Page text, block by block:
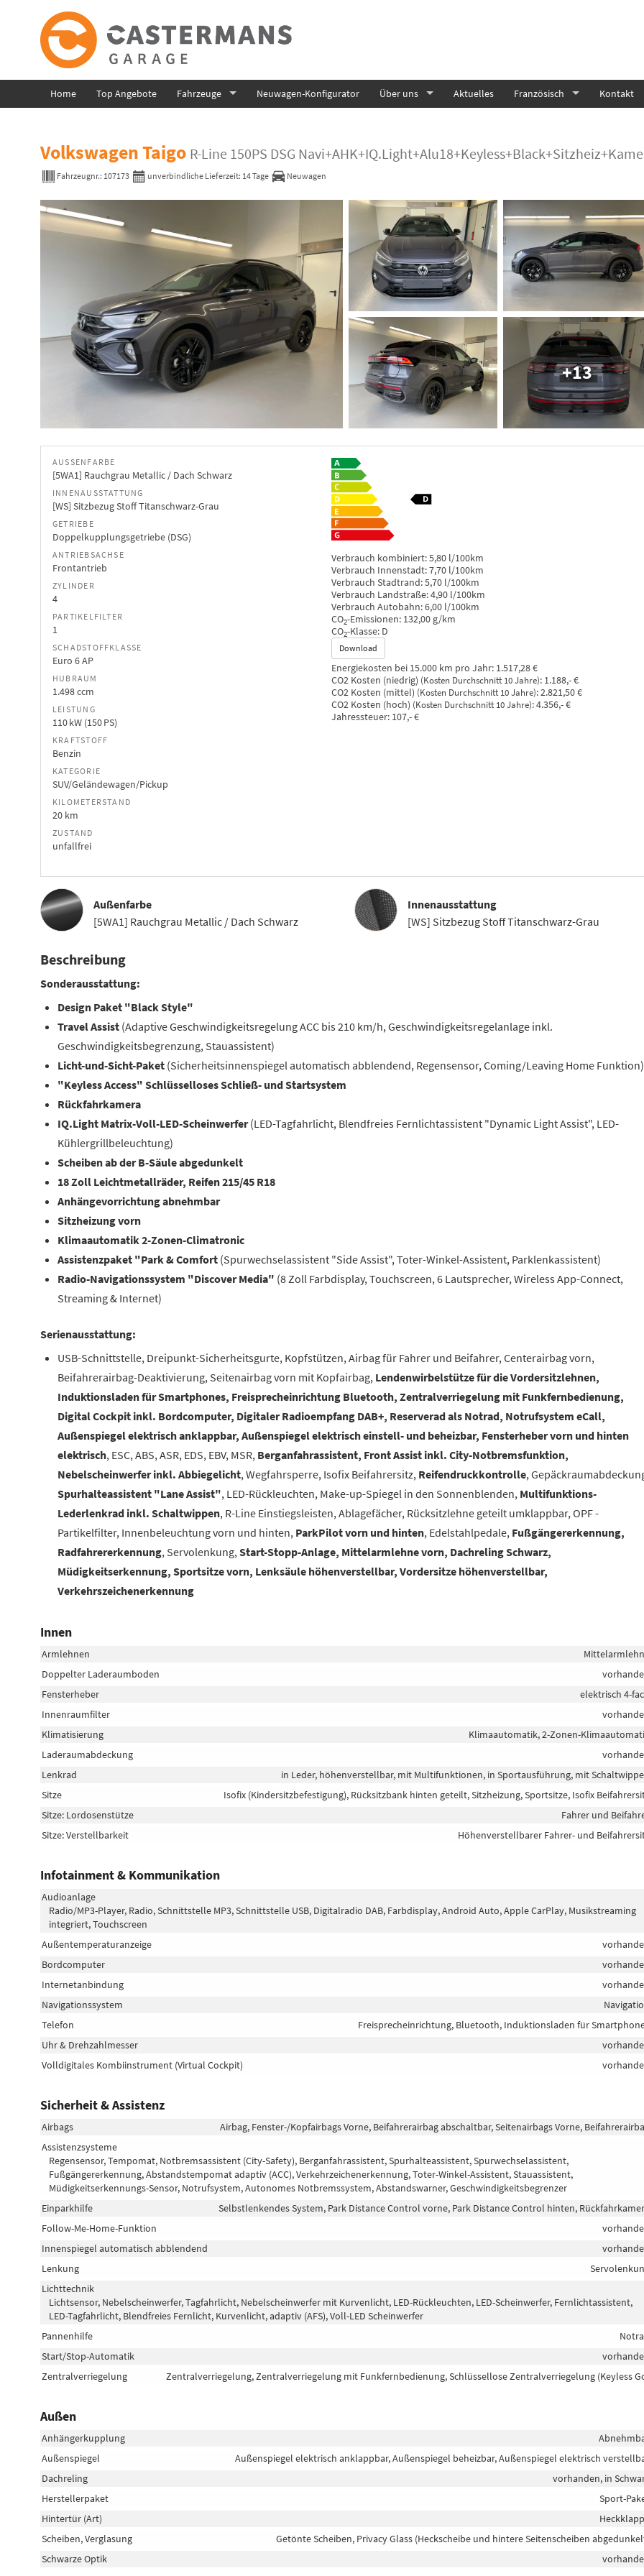
Home Top Angebote Fahrzeuge Neuwagen-Konfigurator Über uns Aktuelles Französisch Kontakt
Volkswagen Taigo R-Line 150PS DSG
Fahrzeugnr.: 107173 unverbindliche Lieferzeit: 14 Tage Neuwagen
+13
AUSSENFARBE
[5WA1] Rauchgrau Metallic / Dach Schwarz
INNENAUSSTATTUNG
[WS] Sitzbezug Stoff Titanschwarz-Grau
GETRIEBE
Doppelkupplungsgetriebe (DSG)
ANTRIEBSACHSE
Frontantrieb
ZYLINDER
4
PARTIKELFILTER
1
SCHADSTOFFKLASSE
Euro 6 AP
HUBRAUM
1.498 ccm
LEISTUNG
110 kW (150 PS)
KRAFTSTOFF
Benzin
KATEGORIE
SUV/Geländewagen/Pickup
KILOMETERSTAND
20 km
ZUSTAND
unfallfrei
Verbrauch kombiniert:5,80 l/100km
Verbrauch Innenstadt:7,70 l/100km
Verbrauch Stadtrand:5,70 l/100km
Verbrauch Landstraße:4,90 l/100km
Verbrauch Autobahn:6,00 l/100km
CO2-Emissionen: 132,00 g/km
CO2-Klasse: D
Download
Energiekosten bei 15.000 km pro Jahr: 1.517,28 €
CO2 Kosten (niedrig) (Kosten Durchschnitt 10 Jahre): 1.188,- €
CO2 Kosten (mittel) (Kosten Durchschnitt 10 Jahre):2.821,50 €
CO2 Kosten (hoch) (Kosten Durchschnitt 10 Jahre):4.356,- €
Jahressteuer: 107,- €
Außenfarbe
[5WA1] Rauchgrau Metallic / Dach Schwarz
InnenausstattungInnenausstattung
[WS] Sitzbezug Stoff Titanschwarz-Grau
Beschreibung
Sonderausstattung:
Design Paket "Black Style"
Travel Assist (Adaptive Geschwindigkeitsregelung ACC bis 210 km/h, Geschwindigkeitsregelanlage inkl.
Geschwindigkeitsbegrenzung, Stauassistent)
Licht-und-Sicht-Paket (Sicherheitsinnenspiegel automatisch abblendend, Regensensor, Coming/Leaving Home Funktion)
"Keyless Access" Schlüsselloses Schließ- und Startsystem
Rückfahrkamera
IQ.Light Matrix-Voll-LED-Scheinwerfer(LED-Tagfahrlicht, Blendfreies Fernlichtassistent "Dynamic Light Assist", LED-
Kühlergrillbeleuchtung)
Scheiben ab der B-Säule abgedunkelt
18 Zoll Leichtmetallräder, Reifen 215/45 R18
Anhängevorrichtung abnehmbar
Sitzheizung vorn
Klimaautomatik 2-Zonen-Climatronic
Assistenzpaket "Park & Comfort (Spurwechselassistent "Side Assist", Toter-Winkel-Assistent, Parklenkassistent)
Radio-Navigationssystem "Discover Media" (8 Zoll Farbdisplay, Touchscreen, 6 Lautsprecher, Wireless App-Connect,
Streaming & Internet)
Serienausstattung:
USB-Schnittstelle, Dreipunkt-Sicherheitsgurte, Kopfstützen, Airbag für Fahrer und Beifahrer, Centerairbag vorn,
Beifahrerairbag-Deaktivierung, Seitenairbag vorn mit Kopfairbag, Lendenwirbelstütze für die Vordersitzlehnen,
Induktionsladen für Smartphones, Freisprecheinrichtung Bluetooth, Zentralverriegelung mit Funkfernbedienung,
Digital Cockpit inkl. Bordcomputer, Digitaler Radioempfang DAB+, Reserverad als Notrad, Notrufsystem eCall,
Außenspiegel elektrisch anklappbar, Außenspiegel elektrisch einstell- und beheizbar, Fensterheber vorn und hinten
elektrisch, ESC, ABS, ASR, EDS, EBV, MSR, Berganfahrassistent, Front Assist inkl. City-Notbremsfunktion,
Nebelscheinwerfer inkl. Abbiegelicht, Wegfahrsperre, Isofix Beifahrersitz, Reifendruckkontrolle,
Spurhalteassistent "Lane Assist", LED-Rückleuchten, Make-up-Spiegel in den Sonnenblenden, Multifunktions-
Lederlenkrad inkl. Schaltwippen, R-Line Einstiegsleisten, Ablagefächer, Rücksitzlehne geteilt umklappbar, OPF -
Partikelfilter, Innenbeleuchtung vorn und hinten, ParkPilot vorn und hinten, Edelstahlpedale, Fußgängererkennung,
Radfahrererkennung, Servolenkung, Start-Stopp-Anlage, Mittelarmlehne vorn, Dachreling Schwarz,
Müdigkeitserkennung, Sportsitze vorn, Lenksäule höhenverstellbar, Vordersitze höhenverstellbar,
Verkehrszeichenerkennung
Innen
Armlehnen
Doppelter Laderaumboden
Fensterheber
elektrisch 4-
Innenraumfilter
Klimatisierung
Klimaautomatik, 2-Zonen-
Laderaumabdeckung
Lenkrad
in Leder, höhenverstellbar, mit Multifunktionen, in Sportausführung, mit
Sitze
Isofix (Kindersitzbefestigung), Rücksitzbank hinten geteilt, Sitzheizung, Sportsitze, Isofix
Sitze: Lordosenstütze
Fahrer und
Sitze: Verstellbarkeit
Höhenverstellbarer Fahrer- und
Infotainment & Kommunikation
Audioanlage
Radio/MP3-Player, Radio, Schnittstelle MP3, Schnittstelle USB, Digitalradio DAB, Farbdisplay, Android Auto, Apple CarPlay, Musikstreaming
integriert, Touchscreen
Außentemperaturanzeige
Bordcomputer
Internetanbindung
Navigationssystem
Telefon
Freisprecheinrichtung, Bluetooth, Induktionsladen für
Uhr & Drehzahlmesser
Volldigitales Kombiinstrument (Virtual Cockpit)
Sicherheit & Assistenz
Airbags
Airbag, Fenster-/Kopfairbags Vorne, Beifahrerairbag abschaltbar, Seitenairbags Vorne,
Assistenzsysteme
Regensensor, Tempomat, Notbremsassistent (City-Safety), Berganfahrassistent, Spurhalteassistent, Spurwechselassistent,
Fußgängererkennung, Abstandstempomat adaptiv (ACC), Verkehrzeichenerkennung, Toter-Winkel-Assistent, Stauassistent,
Müdigkeitserkennungs-Sensor, Notrufsystem, Autonomes Notbremssystem, Abstandswarner, Geschwindigkeitsbegrenzer
Einparkhilfe
Selbstlenkendes System, Park Distance Control vorne, Park Distance Control hinten,
Follow-Me-Home-Funktion
Innenspiegel automatisch abblendend
Lenkung
Lichttechnik
Lichtsensor, Nebelscheinwerfer, Tagfahrlicht, Nebelscheinwerfer mit Kurvenlicht, LED-Rückleuchten, LED-Scheinwerfer, Fernlichtassistent,
LED-Tagfahrlicht, Blendfreies Fernlicht, Kurvenlicht, adaptiv (AFS), Voll-LED Scheinwerfer
Pannenhilfe
Start/Stop-Automatik
Zentralverriegelung
Zentralverriegelung, Zentralverriegelung mit Funkfernbedienung, Schlüssellose Zentralverriegelung (Keyless
Außen
Anhängerkupplung
Außenspiegel
Außenspiegel elektrisch anklappbar, Außenspiegel beheizbar, Außenspiegel elektrisch
Dachreling
vorhanden, in
Herstellerpaket
Sport-
Hintertür (Art)
Scheiben, Verglasung
Getönte Scheiben, Privacy Glass (Heckscheibe und hintere Seitenscheiben
Schwarze Optik